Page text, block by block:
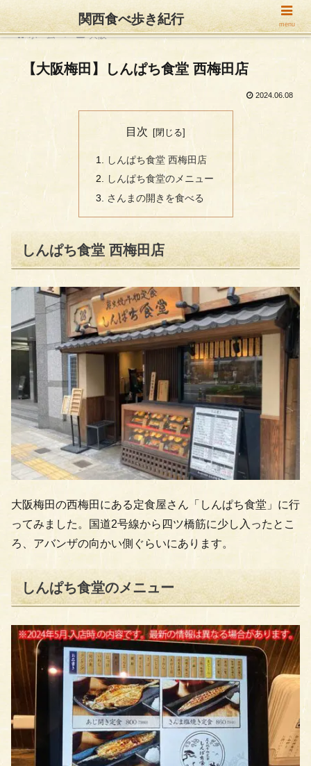
ホーム 大阪
【大阪梅田】しんぱち食堂 西梅田店
2024.06.08
目次
しんぱち食堂 西梅田店
しんぱち食堂のメニュー
さんまの開きを食べる
しんぱち食堂 西梅田店
大阪梅田の西梅田にある定食屋さん「しんぱち食堂」に行
ってみました。国道2号線から四ツ橋筋に少し入ったとこ
ろ、アバンザの向かい側ぐらいにあります。
しんぱち食堂のメニュー
関西食べ歩き紀行 menu